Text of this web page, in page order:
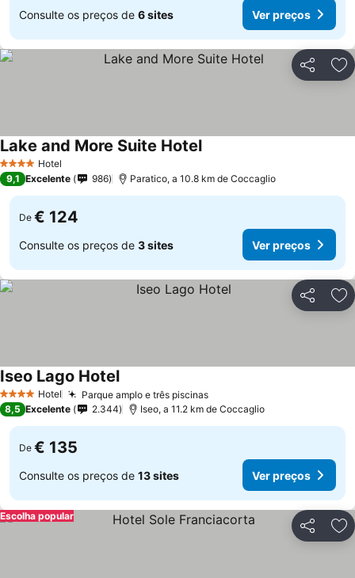
Consulte os preços de 6 sites Ver preços
Partilhar
4 EstrelasHotel
Lake and More Suite HotelVer preços
9,1 Excelente 986 Paratico, a 10.8 km de Coccaglio
De € 124
Consulte os preços de 3 sites Ver preços
Partilhar
4 EstrelasHotel Parque amplo e três piscinasVer preços
Iseo Lago HotelVer preços
8,5 Excelente 2.344 Iseo, a 11.2 km de Coccaglio
De € 135
Consulte os preços de 13 sites Ver preços
Partilhar
Escolha popular